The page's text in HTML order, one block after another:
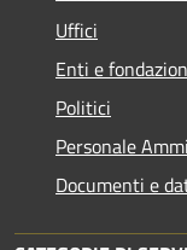
Uffici
Enti e
Politici
Personale
Documenti e